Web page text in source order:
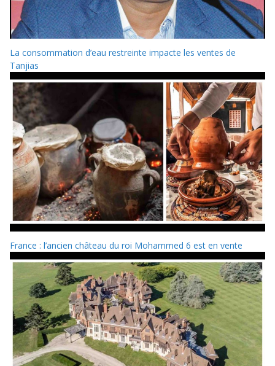
La consommation d’eau restreinte impacte les ventes de
Tanjias
France : l’ancien château du roi Mohammed 6 est en vente